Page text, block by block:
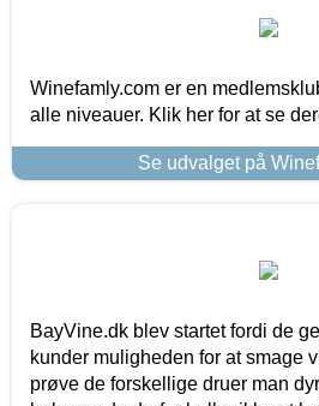
Winefamly.com er en
alle niveauer. Klik her for at se
Se udvalget på
BayVine.dk blev startet fordi de
kunder muligheden for at smage
prøve de forskellige druer man